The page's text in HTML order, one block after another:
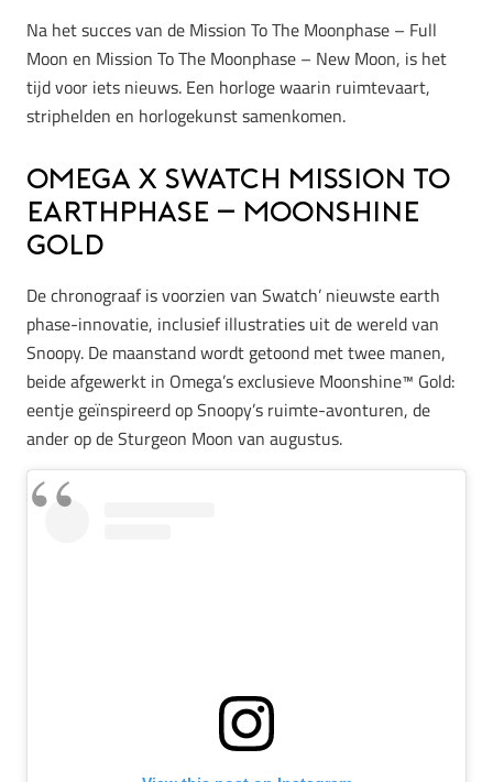
Na het succes van de Mission To The Moonphase – Full
Moon en Mission To The Moonphase – New Moon, is het
tijd voor iets nieuws. Een horloge waarin ruimtevaart,
striphelden en horlogekunst samenkomen.
Omega x Swatch Mission to
Earthphase – Moonshine
Gold
De chronograaf is voorzien van Swatch’ nieuwste earth
phase-innovatie, inclusief illustraties uit de wereld van
Snoopy. De maanstand wordt getoond met twee manen,
beide afgewerkt in Omega’s exclusieve Moonshine™ Gold:
eentje geïnspireerd op Snoopy’s ruimte-avonturen, de
ander op de Sturgeon Moon van augustus.